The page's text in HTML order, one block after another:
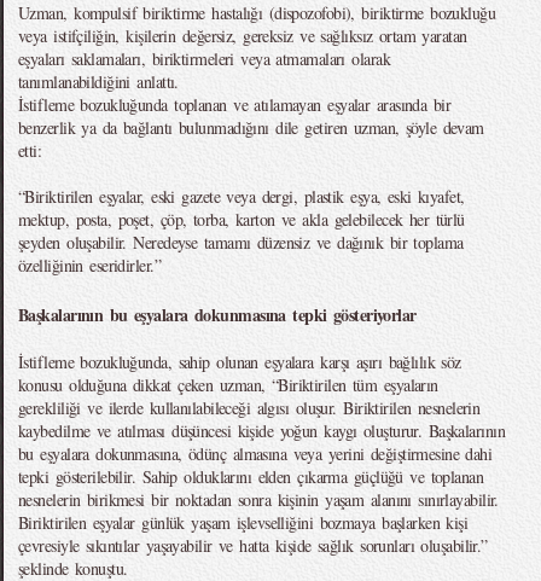
Uzman, kompulsif biriktirme hastalığı (dispozofobi), biriktirme bozukluğu
veya istifçiliğin, kişilerin değersiz, gereksiz ve sağlıksız ortam yaratan
eşyaları saklamaları, biriktirmeleri veya atmamaları olarak
tanımlanabildiğini anlattı.
İstifleme bozukluğunda toplanan ve atılamayan eşyalar arasında bir
benzerlik ya da bağlantı bulunmadığını dile getiren uzman, şöyle devam
etti:
“Biriktirilen eşyalar, eski gazete veya dergi, plastik eşya, eski kıyafet,
mektup, posta, poşet, çöp, torba, karton ve akla gelebilecek her türlü
şeyden oluşabilir. Neredeyse tamamı düzensiz ve dağınık bir toplama
özelliğinin eseridirler.”
Başkalarının bu eşyalara dokunmasına tepki gösteriyorlar
İstifleme bozukluğunda, sahip olunan eşyalara karşı aşırı bağlılık söz
konusu olduğuna dikkat çeken uzman, “Biriktirilen tüm eşyaların
gerekliliği ve ilerde kullanılabileceği algısı oluşur. Biriktirilen nesnelerin
kaybedilme ve atılması düşüncesi kişide yoğun kaygı oluşturur. Başkalarının
bu eşyalara dokunmasına, ödünç almasına veya yerini değiştirmesine dahi
tepki gösterilebilir. Sahip olduklarını elden çıkarma güçlüğü ve toplanan
nesnelerin birikmesi bir noktadan sonra kişinin yaşam alanını sınırlayabilir.
Biriktirilen eşyalar günlük yaşam işlevselliğini bozmaya başlarken kişi
çevresiyle sıkıntılar yaşayabilir ve hatta kişide sağlık sorunları oluşabilir.”
şeklinde konuştu.